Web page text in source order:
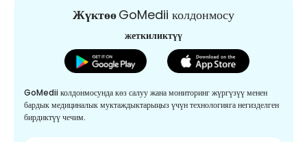
ЖүктөөGoMedii колдонмосу
жеткиликтүү
GoMedii колдонмосунда көз салуу жана мониторинг жүргүзүү менен
бардык медициналык муктаждыктарыңыз үчүн технологияга негизделген
бирдиктүү чечим.